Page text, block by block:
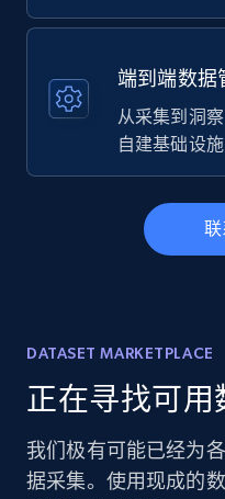
端到端数据
从采集到洞
自建基础设
DATASET MARKETPLACE
正在寻找可用
我们极有可能已经为
据采集。使用现成的